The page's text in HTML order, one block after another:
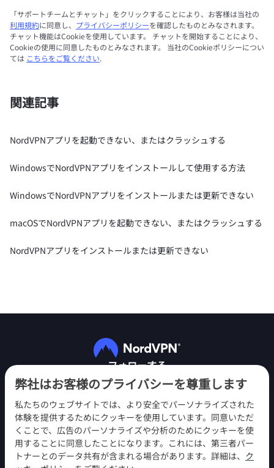
弊社はお客様のプライバシーを尊重します
私たちのウェブサイトでは、より安全でパーソナライズされた
体験を提供するためにクッキーを使用しています。同意いただ
くことで、広告のパーソナライズや分析のためにクッキーを使
用することに同意したことになります。これには、第三者パー
トナーとのデータ共有が含まれる場合があります。詳細は、 ク
「サポートチームとチャット」をクリックすることにより、お客様は当社の
利用規約に同意し、 プライバシーポリシーを確認したものとみなされます。
チャット機能はCookieを使用しています。 チャットを開始することにより、
Cookieの使用に同意したものとみなされます。 当社のCookieポリシーについ
ては こちらをご覧ください.
関連記事
NordVPNアプリを起動できない、またはクラッシュする
WindowsでNordVPNアプリをインストールして使用する方法
WindowsでNordVPNアプリをインストールまたは更新できない
macOSでNordVPNアプリを起動できない、またはクラッシュする
NordVPNアプリをインストールまたは更新できない
フォローする
NordVPN